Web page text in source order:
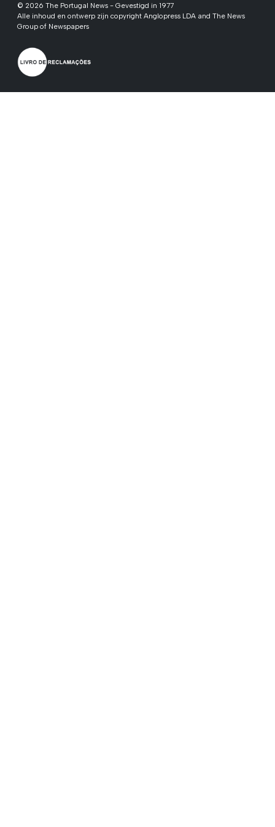
© 2026 The Portugal News - Gevestigd in 1977
Alle inhoud en ontwerp zijn copyright Anglopress LDA and The News
Group of Newspapers